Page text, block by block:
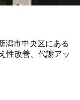
潟市中央区にある
性改善、代謝アッ